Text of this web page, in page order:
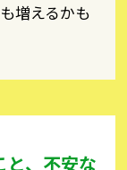
増えるかも
と、不安な